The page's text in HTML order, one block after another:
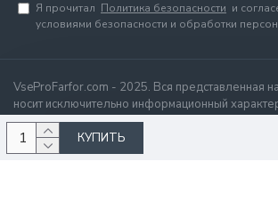
КУПИТЬ
Я прочитал Политика безопасности и
условиями безопасности и обработки
VseProFarfor.com - 2025. Вся представленная
носит исключительно информационный
материалы и цены на данном сайте ни при каких
являются публичной офертой.